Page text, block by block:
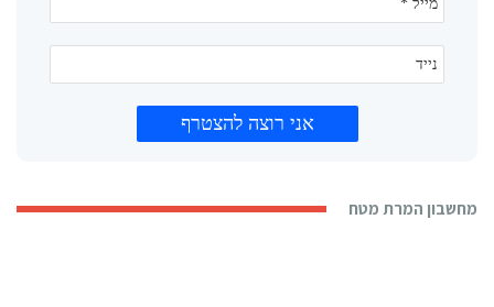
מחשבון המרת מטח